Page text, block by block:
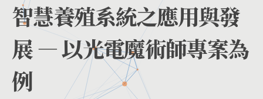
智慧養殖系統之應用與發
展 — 以光電魔術師專案為
例